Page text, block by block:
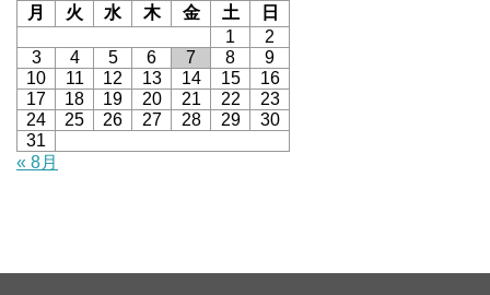
月
火 水 木 金 土
日
1
2
3
4 5 6 7 8
9
10
11 12 13 14 15
16
17
18 19 20 21 22
23
24
25 26 27 28 29
30
31
« 8月